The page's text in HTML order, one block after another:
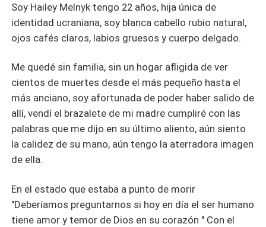
Soy Hailey Melnyk tengo 22 años, hija única de
identidad ucraniana, soy blanca cabello rubio natural,
ojos cafés claros, labios gruesos y cuerpo delgado.
Me quedé sin familia, sin un hogar afligida de ver
cientos de muertes desde el más pequeño hasta el
más anciano, soy afortunada de poder haber salido de
allí, vendí el brazalete de mi madre cumpliré con las
palabras que me dijo en su último aliento, aún siento
la calidez de su mano, aún tengo la aterradora imagen
de ella.
En el estado que estaba a punto de morir
"Deberíamos preguntarnos si hoy en día el ser humano
tiene amor y temor de Dios en su corazón " Con el